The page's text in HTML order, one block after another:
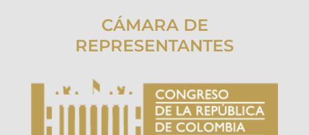
CÁMARA DE
REPRESENTANTES